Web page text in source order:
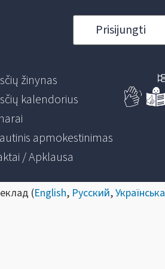
Prisijungti
žinynas
kalendorius
apmokestinimas
/ Apklausa
(English, Русский,Українська